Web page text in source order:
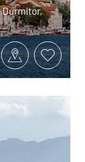
Durmitor,